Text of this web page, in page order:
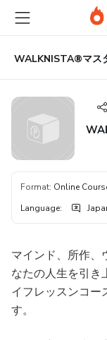
main
content
Format: Online
Language:
マインド、所作、
なたの人生を引き
イフレッスンコー
す。